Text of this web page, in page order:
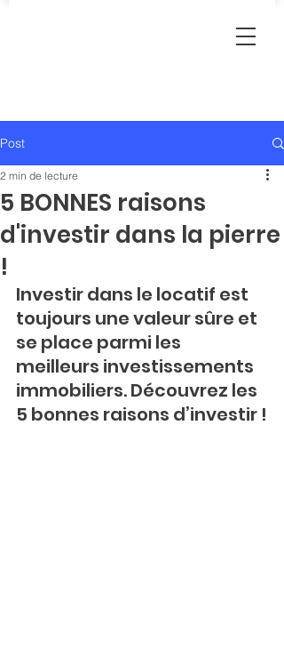
Post
5 BONNES raisons
d'investir dans la pierre
!
2 min de lecture
Investir dans le locatif est
toujours une valeur sûre et
se place parmi les
meilleurs investissements
immobiliers. Découvrez les
5 bonnes raisons d’investir !